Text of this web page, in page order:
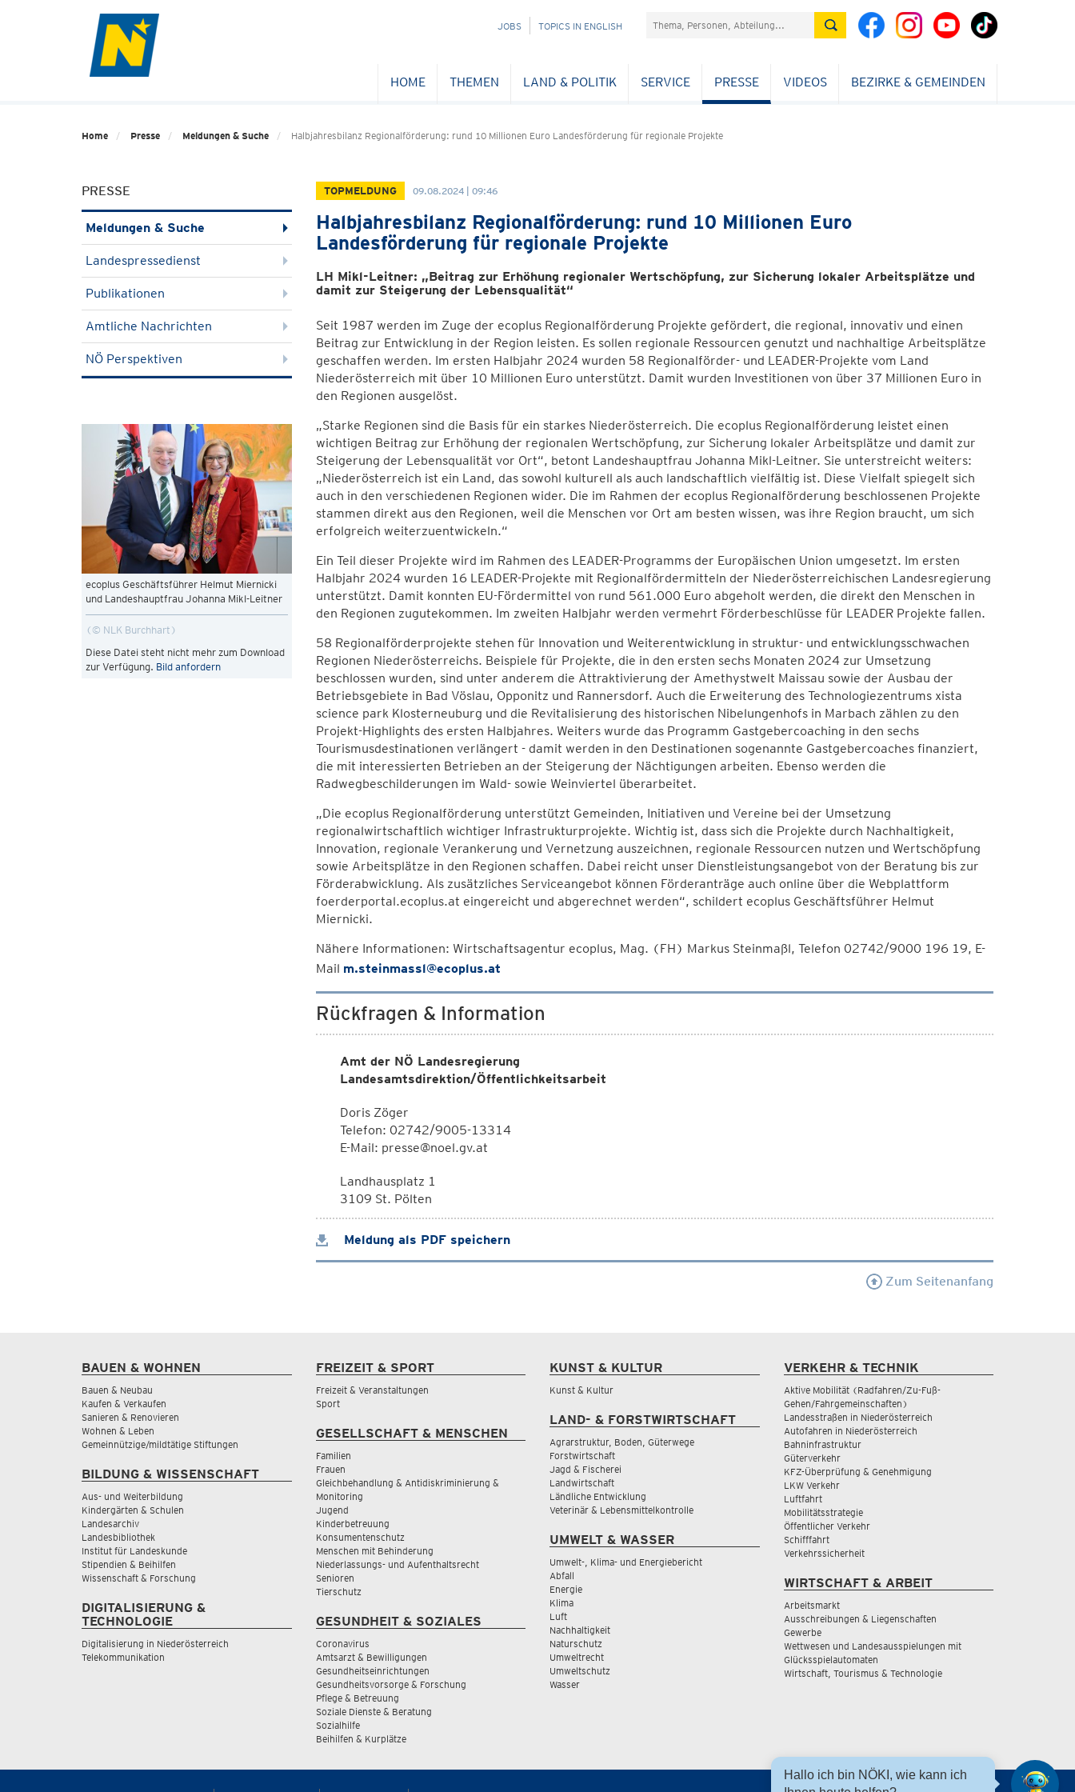
NAVIGATION
JOBS TOPICS IN ENGLISH Suchefeld
HOME THEMEN LAND & POLITIK SERVICE PRESSE VIDEOS BEZIRKE & GEMEINDEN
Home Presse Meldungen & Suche Halbjahresbilanz Regionalförderung: rund 10 Millionen Euro Landesförderung für regionale Projekte
PRESSE
Meldungen & Suche
Landespressedienst
Publikationen
Amtliche Nachrichten
NÖ Perspektiven
ecoplus Geschäftsführer Helmut Miernicki
und Landeshauptfrau Johanna Mikl-Leitner
© NLK Burchhart
Diese Datei steht nicht mehr zum Download
zur Verfügung. Bild anfordern
TOPMELDUNG 09.08.2024 | 09:46
Halbjahresbilanz Regionalförderung: rund 10 Millionen Euro
Landesförderung für regionale Projekte
LH Mikl-Leitner: „Beitrag zur Erhöhung regionaler Wertschöpfung, zur Sicherung lokaler Arbeitsplätze und
damit zur Steigerung der Lebensqualität“
Seit 1987 werden im Zuge der ecoplus Regionalförderung Projekte gefördert, die regional, innovativ und einen
Beitrag zur Entwicklung in der Region leisten. Es sollen regionale Ressourcen genutzt und nachhaltige Arbeitsplätze
geschaffen werden. Im ersten Halbjahr 2024 wurden 58 Regionalförder- und LEADER-Projekte vom Land
Niederösterreich mit über 10 Millionen Euro unterstützt. Damit wurden Investitionen von über 37 Millionen Euro in
den Regionen ausgelöst.
„Starke Regionen sind die Basis für ein starkes Niederösterreich. Die ecoplus Regionalförderung leistet einen
wichtigen Beitrag zur Erhöhung der regionalen Wertschöpfung, zur Sicherung lokaler Arbeitsplätze und damit zur
Steigerung der Lebensqualität vor Ort“, betont Landeshauptfrau Johanna Mikl-Leitner. Sie unterstreicht weiters:
„Niederösterreich ist ein Land, das sowohl kulturell als auch landschaftlich vielfältig ist. Diese Vielfalt spiegelt sich
auch in den verschiedenen Regionen wider. Die im Rahmen der ecoplus Regionalförderung beschlossenen Projekte
stammen direkt aus den Regionen, weil die Menschen vor Ort am besten wissen, was ihre Region braucht, um sich
erfolgreich weiterzuentwickeln.“
Ein Teil dieser Projekte wird im Rahmen des LEADER-Programms der Europäischen Union umgesetzt. Im ersten
Halbjahr 2024 wurden 16 LEADER-Projekte mit Regionalfördermitteln der Niederösterreichischen Landesregierung
unterstützt. Damit konnten EU-Fördermittel von rund 561.000 Euro abgeholt werden, die direkt den Menschen in
den Regionen zugutekommen. Im zweiten Halbjahr werden vermehrt Förderbeschlüsse für LEADER Projekte fallen.
58 Regionalförderprojekte stehen für Innovation und Weiterentwicklung in struktur- und entwicklungsschwachen
Regionen Niederösterreichs. Beispiele für Projekte, die in den ersten sechs Monaten 2024 zur Umsetzung
beschlossen wurden, sind unter anderem die Attraktivierung der Amethystwelt Maissau sowie der Ausbau der
Betriebsgebiete in Bad Vöslau, Opponitz und Rannersdorf. Auch die Erweiterung des Technologiezentrums xista
science park Klosterneuburg und die Revitalisierung des historischen Nibelungenhofs in Marbach zählen zu den
Projekt-Highlights des ersten Halbjahres. Weiters wurde das Programm Gastgebercoaching in den sechs
Tourismusdestinationen verlängert - damit werden in den Destinationen sogenannte Gastgebercoaches finanziert,
die mit interessierten Betrieben an der Steigerung der Nächtigungen arbeiten. Ebenso werden die
Radwegbeschilderungen im Wald- sowie Weinviertel überarbeitet.
„Die ecoplus Regionalförderung unterstützt Gemeinden, Initiativen und Vereine bei der Umsetzung
regionalwirtschaftlich wichtiger Infrastrukturprojekte. Wichtig ist, dass sich die Projekte durch Nachhaltigkeit,
Innovation, regionale Verankerung und Vernetzung auszeichnen, regionale Ressourcen nutzen und Wertschöpfung
sowie Arbeitsplätze in den Regionen schaffen. Dabei reicht unser Dienstleistungsangebot von der Beratung bis zur
Förderabwicklung. Als zusätzliches Serviceangebot können Förderanträge auch online über die Webplattform
foerderportal.ecoplus.at eingereicht und abgerechnet werden“, schildert ecoplus Geschäftsführer Helmut
Miernicki.
Nähere Informationen: Wirtschaftsagentur ecoplus, Mag. (FH) Markus Steinmaßl, Telefon 02742/9000 196 19, E-
Mail m.steinmassl@ecoplus.at
Rückfragen & Information
Amt der NÖ Landesregierung
Landesamtsdirektion/Öffentlichkeitsarbeit
Doris Zöger
Telefon: 02742/9005-13314
E-Mail: presse@noel.gv.at
Landhausplatz 1
3109 St. Pölten
Meldung als PDF speichern
Zum Seitenanfang
BAUEN & WOHNEN
Bauen & Neubau
Kaufen & Verkaufen
Sanieren & Renovieren
Wohnen & Leben
Gemeinnützige/mildtätige Stiftungen
BILDUNG & WISSENSCHAFT
Aus- und Weiterbildung
Kindergärten & Schulen
Landesarchiv
Landesbibliothek
Institut für Landeskunde
Stipendien & Beihilfen
Wissenschaft & Forschung
DIGITALISIERUNG &
TECHNOLOGIE
Digitalisierung in Niederösterreich
Telekommunikation
FREIZEIT & SPORT
Freizeit & Veranstaltungen
Sport
GESELLSCHAFT & MENSCHEN
Familien
Frauen
Gleichbehandlung & Antidiskriminierung &
Monitoring
Jugend
Kinderbetreuung
Konsumentenschutz
Menschen mit Behinderung
Niederlassungs- und Aufenthaltsrecht
Senioren
Tierschutz
GESUNDHEIT & SOZIALES
Coronavirus
Amtsarzt & Bewilligungen
Gesundheitseinrichtungen
Gesundheitsvorsorge & Forschung
Pflege & Betreuung
Soziale Dienste & Beratung
Sozialhilfe
Beihilfen & Kurplätze
KUNST & KULTUR
Kunst & Kultur
LAND- & FORSTWIRTSCHAFT
Agrarstruktur, Boden, Güterwege
Forstwirtschaft
Jagd & Fischerei
Landwirtschaft
Ländliche Entwicklung
Veterinär & Lebensmittelkontrolle
UMWELT & WASSER
Umwelt-, Klima- und Energiebericht
Abfall
Energie
Klima
Luft
Nachhaltigkeit
Naturschutz
Umweltrecht
Umweltschutz
Wasser
VERKEHR & TECHNIK
Aktive Mobilität (Radfahren/Zu-Fuß-
Gehen/Fahrgemeinschaften)
Landesstraßen in Niederösterreich
Autofahren in Niederösterreich
Bahninfrastruktur
Güterverkehr
KFZ-Überprüfung & Genehmigung
LKW Verkehr
Luftfahrt
Mobilitätsstrategie
Öffentlicher Verkehr
Schifffahrt
Verkehrssicherheit
WIRTSCHAFT & ARBEIT
Arbeitsmarkt
Ausschreibungen & Liegenschaften
Gewerbe
Wettwesen und Landesausspielungen mit
Glücksspielautomaten
Wirtschaft, Tourismus & Technologie
Hallo ich bin NÖKI, wie kann ich